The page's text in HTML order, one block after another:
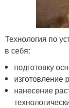
Технология по
в себя:
подготовку
изготовление
нанесение